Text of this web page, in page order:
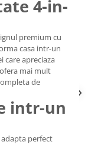
4-in-
premium cu
casa intr-un
care apreciaza
ofera mai mult
de
intr-un
perfect